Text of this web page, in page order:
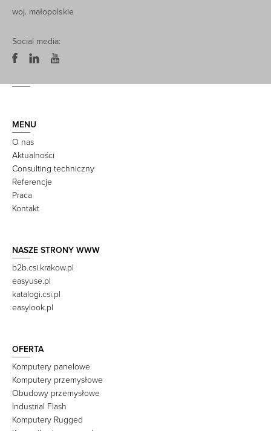
woj. małopolskie
Social media:
MENU
O nas
Aktualności
Consulting techniczny
Referencje
Praca
Kontakt
NASZE STRONY WWW
b2b.csi.krakow.pl
easyuse.pl
katalogi.csi.pl
easylook.pl
OFERTA
Komputery panelowe
Komputery przemysłowe
Obudowy przemysłowe
Industrial Flash
Komputery Rugged